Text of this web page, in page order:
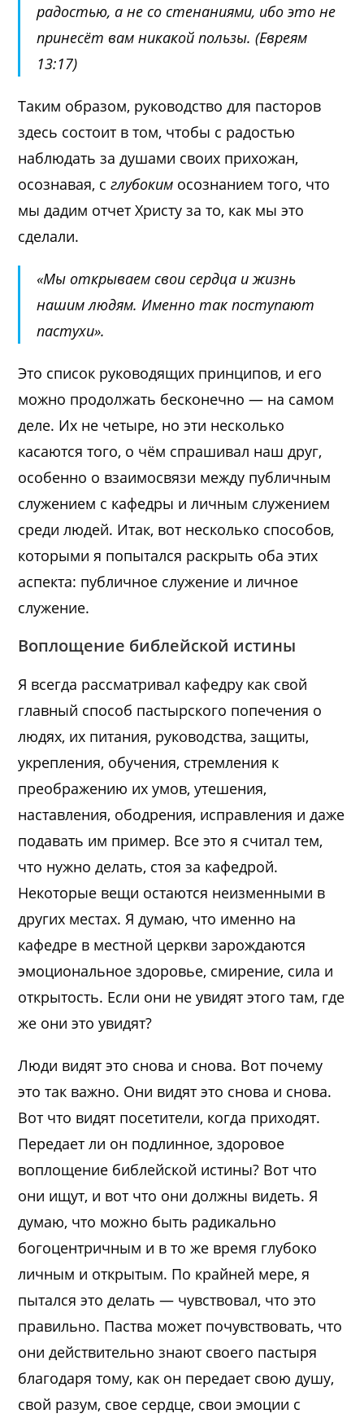
радостью, а не со стенаниями, ибо это не
принесёт вам никакой пользы. (Евреям
13:17)
Таким образом, руководство для пасторов
здесь состоит в том, чтобы с радостью
наблюдать за душами своих прихожан,
осознавая, сглубоким осознанием того, что
мы дадим отчет Христу за то, как мы это
сделали.
«Мы открываем свои сердца и жизнь
нашим людям. Именно так поступают
пастухи».
Это список руководящих принципов, и его
можно продолжать бесконечно — на самом
деле. Их не четыре, но эти несколько
касаются того, о чём спрашивал наш друг,
особенно о взаимосвязи между публичным
служением с кафедры и личным служением
среди людей. Итак, вот несколько способов,
которыми я попытался раскрыть оба этих
аспекта: публичное служение и личное
служение.
Воплощение библейской истины
Я всегда рассматривал кафедру как свой
главный способ пастырского попечения о
людях, их питания, руководства, защиты,
укрепления, обучения, стремления к
преображению их умов, утешения,
наставления, ободрения, исправления и даже
подавать им пример. Все это я считал тем,
что нужно делать, стоя за кафедрой.
Некоторые вещи остаются неизменными в
других местах. Я думаю, что именно на
кафедре в местной церкви зарождаются
эмоциональное здоровье, смирение, сила и
открытость. Если они не увидят этого там, где
же они это увидят?
Люди видят это снова и снова. Вот почему
это так важно. Они видят это снова и снова.
Вот что видят посетители, когда приходят.
Передает ли он подлинное, здоровое
воплощение библейской истины? Вот что
они ищут, и вот что они должны видеть. Я
думаю, что можно быть радикально
богоцентричным и в то же время глубоко
личным и открытым. По крайней мере, я
пытался это делать — чувствовал, что это
правильно. Паства может почувствовать, что
они действительно знают своего пастыря
благодаря тому, как он передает свою душу,
свой разум, свое сердце, свои эмоции с